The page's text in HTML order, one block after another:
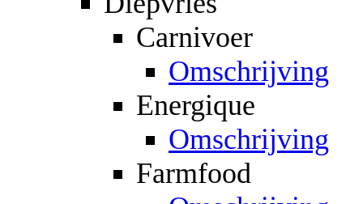
Carnivoer
Omschrijving
Energique
Omschrijving
Farmfood